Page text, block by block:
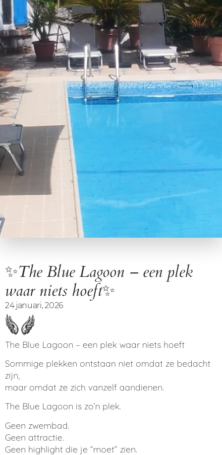
✨The Blue Lagoon – een plek
waar niets hoeft✨
24 januari, 2026
The Blue Lagoon – een plek waar niets hoeft
Sommige plekken ontstaan niet omdat ze bedacht
zijn,
maar omdat ze zich vanzelf aandienen.
The Blue Lagoon is zo’n plek.
Geen zwembad.
Geen attractie.
Geen highlight die je “moet” zien.